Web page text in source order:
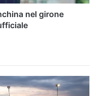
nel girone